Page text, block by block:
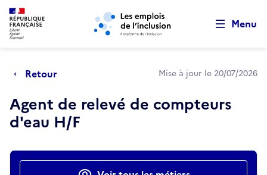
Aller au menu principal Aller au contenu principal
Menu
Retour Mise à jour le 20/07/2026
Agent de relevé de compteurs
d'eau H/F
Actions rapides
Retour au début de la page
Panneau de gestion des cookies